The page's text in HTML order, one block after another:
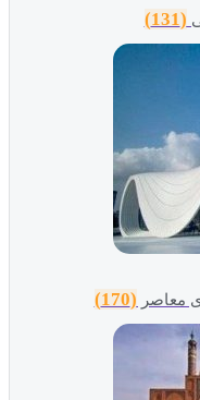
(170)